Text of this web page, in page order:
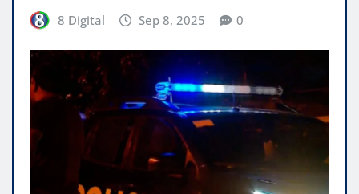
8 Digital Sep 8, 2025 0